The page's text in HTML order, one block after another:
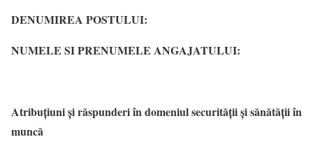
DENUMIREA POSTULUI:
NUMELE SI PRENUMELE ANGAJATULUI:
Atribuţiuni şi răspunderi în domeniul securităţii şi sănătăţii în
muncă